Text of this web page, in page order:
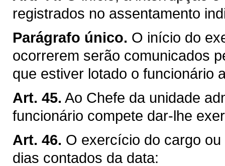
registrados no assentamento
Parágrafo único. O início do
ocorrerem serão comunicados
que estiver lotado o funcionário
Art. 45. Ao Chefe da unidade
funcionário compete dar-lhe
Art. 46. O exercício do cargo
dias contados da data: